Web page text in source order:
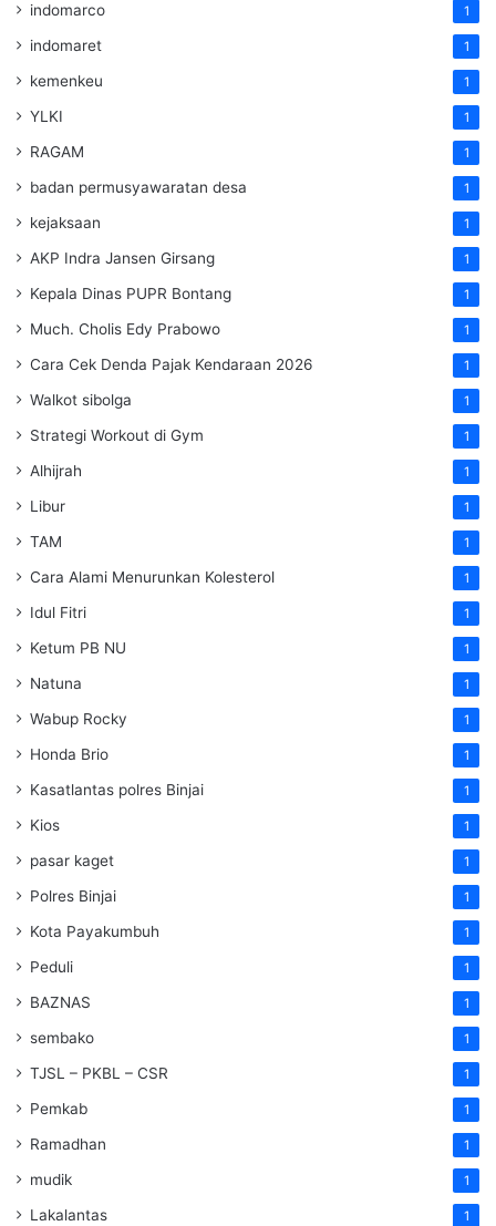
indomarco 1
indomaret 1
kemenkeu 1
YLKI 1
RAGAM 1
badan permusyawaratan desa 1
kejaksaan 1
AKP Indra Jansen Girsang 1
Kepala Dinas PUPR Bontang 1
Much. Cholis Edy Prabowo 1
Cara Cek Denda Pajak Kendaraan 2026 1
Walkot sibolga 1
Strategi Workout di Gym 1
Alhijrah 1
Libur 1
TAM 1
Cara Alami Menurunkan Kolesterol 1
Idul Fitri 1
Ketum PB NU 1
Natuna 1
Wabup Rocky 1
Honda Brio 1
Kasatlantas polres Binjai 1
Kios 1
pasar kaget 1
Polres Binjai 1
Kota Payakumbuh 1
Peduli 1
BAZNAS 1
sembako 1
TJSL – PKBL – CSR 1
Pemkab 1
Ramadhan 1
mudik 1
Lakalantas 1